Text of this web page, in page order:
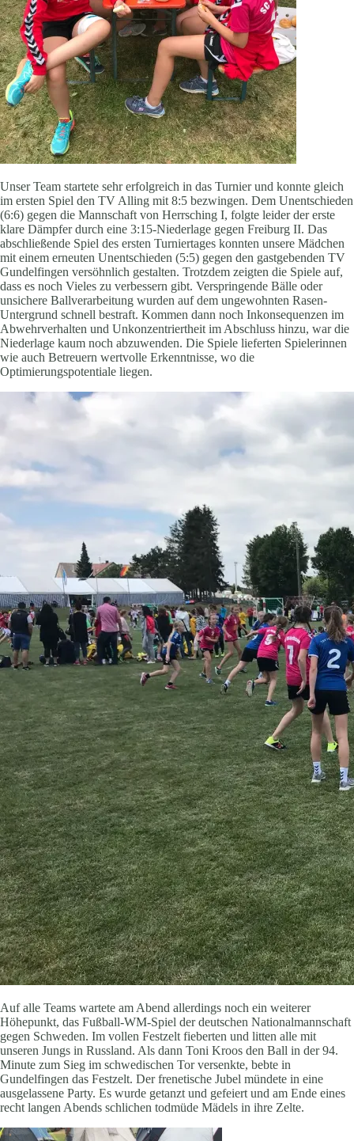
Unser Team startete sehr erfolgreich in das Turnier und konnte gleich
im ersten Spiel den TV Alling mit 8:5 bezwingen. Dem Unentschieden
(6:6) gegen die Mannschaft von Herrsching I, folgte leider der erste
klare Dämpfer durch eine 3:15-Niederlage gegen Freiburg II. Das
abschließende Spiel des ersten Turniertages konnten unsere Mädchen
mit einem erneuten Unentschieden (5:5) gegen den gastgebenden TV
Gundelfingen versöhnlich gestalten. Trotzdem zeigten die Spiele auf,
dass es noch Vieles zu verbessern gibt. Verspringende Bälle oder
unsichere Ballverarbeitung wurden auf dem ungewohnten Rasen-
Untergrund schnell bestraft. Kommen dann noch Inkonsequenzen im
Abwehrverhalten und Unkonzentriertheit im Abschluss hinzu, war die
Niederlage kaum noch abzuwenden. Die Spiele lieferten Spielerinnen
wie auch Betreuern wertvolle Erkenntnisse, wo die
Optimierungspotentiale liegen.
Auf alle Teams wartete am Abend allerdings noch ein weiterer
Höhepunkt, das Fußball-WM-Spiel der deutschen Nationalmannschaft
gegen Schweden. Im vollen Festzelt fieberten und litten alle mit
unseren Jungs in Russland. Als dann Toni Kroos den Ball in der 94.
Minute zum Sieg im schwedischen Tor versenkte, bebte in
Gundelfingen das Festzelt. Der frenetische Jubel mündete in eine
ausgelassene Party. Es wurde getanzt und gefeiert und am Ende eines
recht langen Abends schlichen todmüde Mädels in ihre Zelte.